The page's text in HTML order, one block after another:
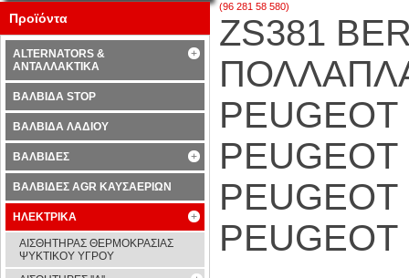
(96 281 58 580)
ZS381
Προϊόντα
ALTERNATORS &
ΑΝΤΑΛΛΑΚΤΙΚΑ
ΒΑΛΒΙΔΑ STOP
ΒΑΛΒΙΔΑ ΛΑΔΙΟΥ
ΒΑΛΒΙΔΕΣ
ΒΑΛΒΙΔΕΣ AGR ΚΑΥΣΑΕΡΙΩΝ
ΗΛΕΚΤΡΙΚΑ
ΑΙΣΘΗΤΗΡΑΣ ΘΕΡΜΟΚΡΑΣΙΑΣ
ΨΥΚΤΙΚΟΥ ΥΓΡΟΥ